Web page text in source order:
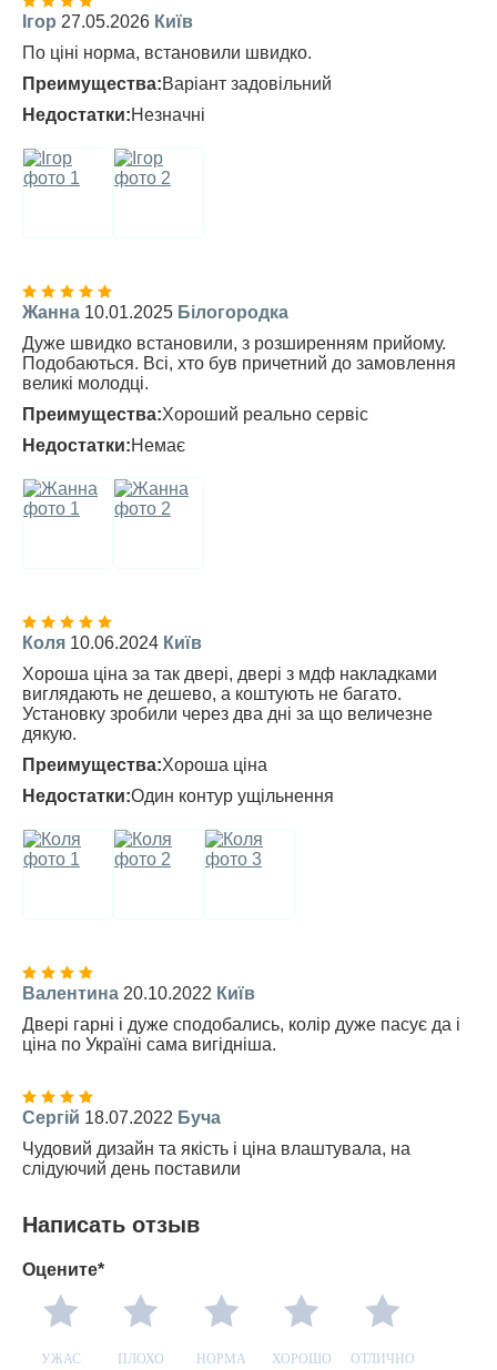
Ігор 27.05.2026 Київ
По ціні норма, встановили швидко.
Преимущества:Варіант задовільний
Недостатки:Незначні
Жанна 10.01.2025 Білогородка
Дуже швидко встановили, з розширенням прийому.
Подобаються. Всі, хто був причетний до замовлення
великі молодці.
Преимущества:Хороший реально сервіс
Недостатки:Немає
Коля 10.06.2024 Київ
Хороша ціна за так двері, двері з мдф накладками
виглядають не дешево, а коштують не багато.
Установку зробили через два дні за що величезне
дякую.
Преимущества:Хороша ціна
Недостатки:Один контур ущільнення
Валентина 20.10.2022 Київ
Двері гарні і дуже сподобались, колір дуже пасує да і
ціна по Україні сама вигідніша.
Сергій 18.07.2022 Буча
Чудовий дизайн та якість і ціна влаштувала, на
слідуючий день поставили
Написать отзыв
Оцените*
УЖАС ПЛОХО НОРМА ХОРОШО ОТЛИЧНО